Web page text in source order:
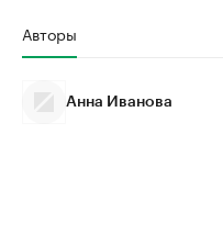
Авторы
Анна Иванова